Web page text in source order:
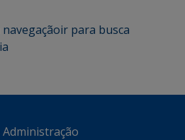
ir para busca